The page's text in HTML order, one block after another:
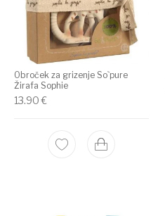
Obroček za grizenje So`pure
Žirafa Sophie
13.90€